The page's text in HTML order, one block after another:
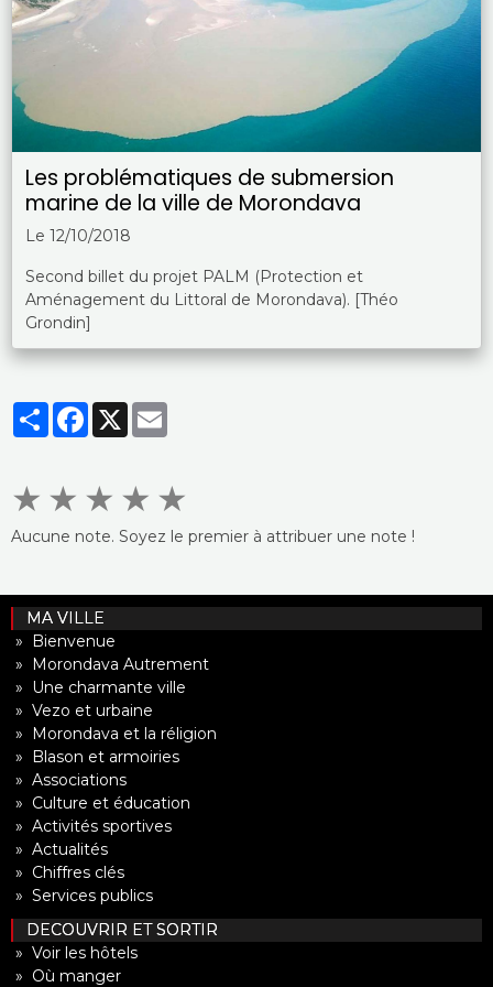
Les problématiques de submersion
marine de la ville de Morondava
Le 12/10/2018
Second billet du projet PALM (Protection et
Aménagement du Littoral de Morondava). [Théo
Grondin]
PartagerFacebook
X
★ ★ ★ ★ ★
Aucune note. Soyez le premier à attribuer une note !
MA VILLE
» Bienvenue
» Morondava Autrement
» Une charmante ville
» Vezo et urbaine
» Morondava et la réligion
» Blason et armoiries
» Associations
» Culture et éducation
» Activités sportives
» Actualités
» Chiffres clés
» Services publics
DECOUVRIR ET SORTIR
» Voir les hôtels
» Où manger